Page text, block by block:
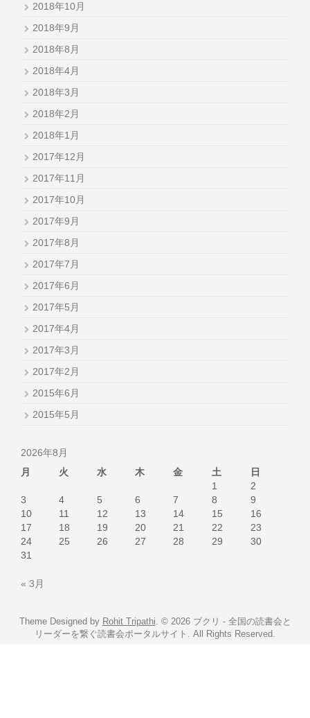
2018年10月
2018年9月
2018年8月
2018年4月
2018年3月
2018年2月
2018年1月
2017年12月
2017年11月
2017年10月
2017年9月
2017年8月
2017年7月
2017年6月
2017年5月
2017年4月
2017年3月
2017年2月
2015年6月
2015年5月
2026年8月
月
火 水 木 金 土
日
1
2
3
4 5 6 7 8
9
10
11 12 13 14 15
16
17
18 19 20 21 22
23
24
25 26 27 28 29
30
31
« 3月
Theme Designed by Rohit Tripathi. © 2026 ブクリ - 全国の読書会と
リーダーを繋ぐ読書会ポータルサイト. All Rights Reserved.